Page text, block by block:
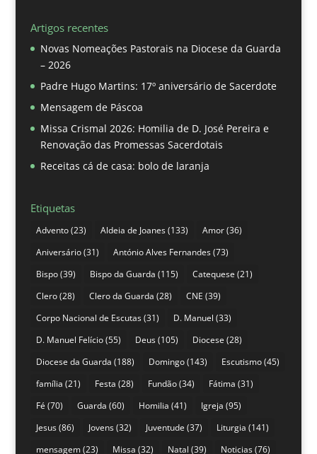
Artigos recentes
Novas Nomeações Pastorais na Diocese da Guarda
– 2026
Padre Hugo Martins: 17º aniversário de Sacerdote
Mensagem de Páscoa
Missa Crismal 2026: Homilia de D. José Pereira e
Renovação das Promessas Sacerdotais
Receitas cá de casa: bolo de laranja
Etiquetas
Advento(23) Aldeia de Joanes(133) Amor(36)
Aniversário(31) António Alves Fernandes(73)
Bispo(39) Bispo da Guarda (115) Catequese (21)
Clero(28) Clero da Guarda (28) CNE (39)
Corpo Nacional de Escutas(31) D. Manuel (33)
D. Manuel Felício(55) Deus(105) Diocese (28)
Diocese da Guarda (188) Domingo(143) Escutismo(45)
família (21) Festa (28) Fundão(34) Fátima (31)
Fé (70) Guarda (60) Homilia (41) Igreja (95)
Jesus(86) Jovens(32) Juventude (37) Liturgia (141)
mensagem(23) Missa (32) Natal (39) Noticias(76)